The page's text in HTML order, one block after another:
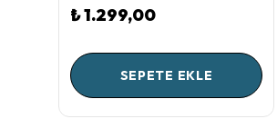
₺ 1.299,00
SEPETE EKLE